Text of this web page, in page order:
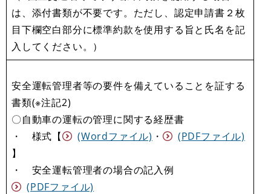
は、添付書類が不要です。ただし、認定申請書２枚
目下欄空白部分に標準約款を使用する旨と氏名を記
入してください。）
安全運転管理者等の要件を備えていることを証する
書類(※注記2)
〇自動車の運転の管理に関する経歴書
・ 様式【
(Wordファイル) ・
(PDFファイル)
】
・ 安全運転管理者の場合の記入例
(PDFファイル)